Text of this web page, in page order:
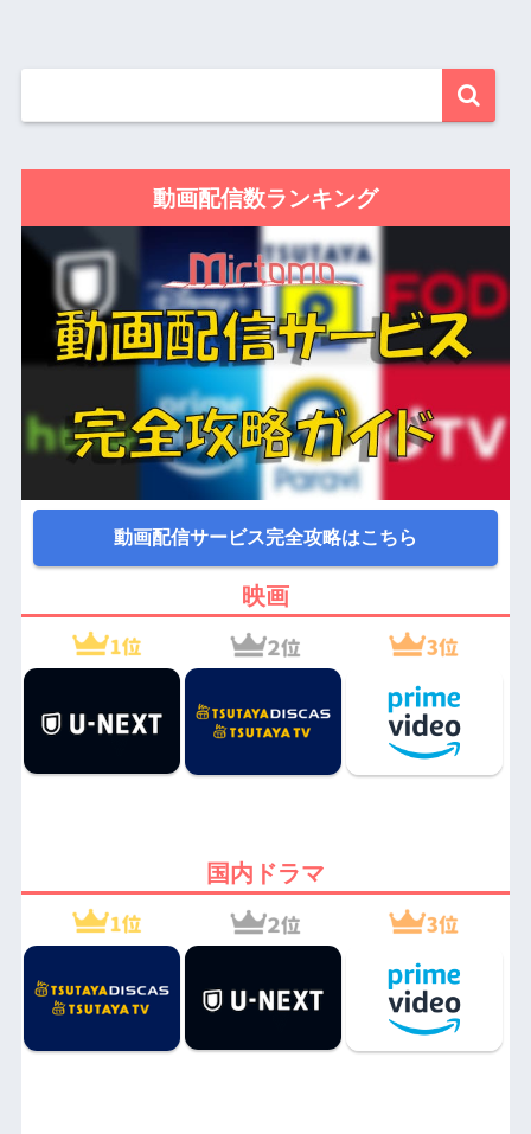
動画配信数ランキング
動画配信サービス完全攻略はこちら
映画
国内ドラマ